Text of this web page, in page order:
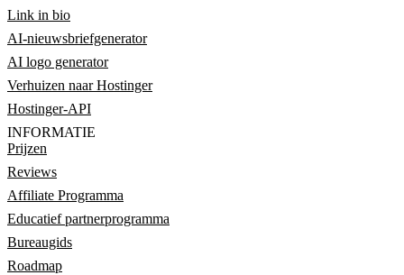
Link in bio
AI-nieuwsbriefgenerator
AI logo generator
Verhuizen naar Hostinger
Hostinger-API
INFORMATIE
Prijzen
Reviews
Affiliate Programma
Educatief partnerprogramma
Bureaugids
Roadmap